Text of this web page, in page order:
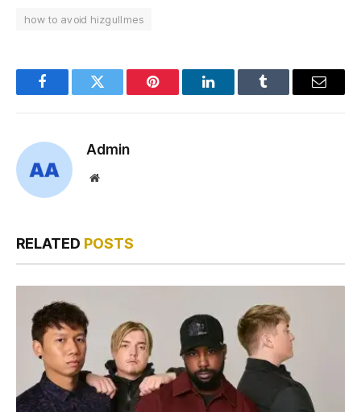
how to avoid hizgullmes
FacebookTwitter Pinterest LinkedInTumblr Email
Admin
Website
RELATED POSTS